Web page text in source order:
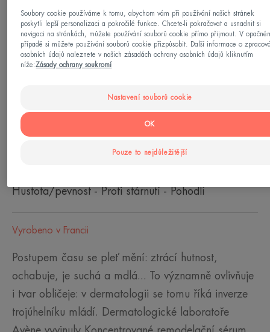
Dospělí
Věk
Od 18 let
Typy pleti
Citlivá pleť - Všechny typy pleti
Hustota/pevnost - Proti stárnutí - Pohodlí
Vyrobeno v Francii
Postupem času se pleť mění: ztrácí hutnost,
ochabuje, je suchá a mdlá... To významně ovlivňuje
i tvar obličeje: v dermatologii se tomu říká inverze
trojúhelníku mládí. Dermatologické laboratoře
Soubory cookie používáme k tomu, abychom vám při používání našich stránek
poskytli lepší personalizaci a pokročilé funkce. Chcete-li pokračovat a usnadnit si
navigaci na stránkách, můžete používání souborů cookie přímo přijmout. V
případě si můžete používání souborů cookie přizpůsobit. Další informace o
osobních údajů naleznete v našich zásadách ochrany osobních údajů kliknutím
níže:Zásady ochrany soukromí
Nastavení souborů cookie
Pouze to nejdůležitější
OK